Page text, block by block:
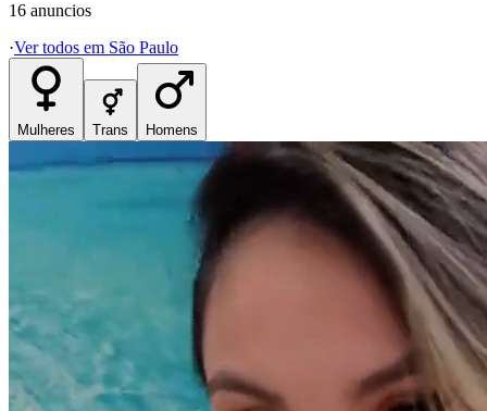
16 anuncios
·Ver todos em São Paulo
Mulheres Trans Homens